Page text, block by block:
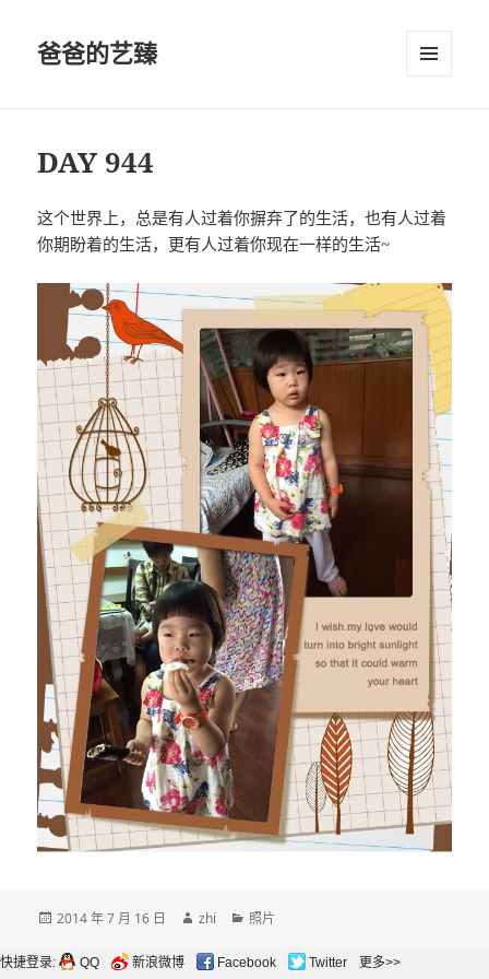
爸爸的艺臻
DAY 944
这个世界上，总是有人过着你摒弃了的生活，也有人过着
你期盼着的生活，更有人过着你现在一样的生活~
发
于
2014 年 7 月 16 日
作
zhi
分
照片
快捷登录: QQ 新浪微博 Facebook Twitter 更多>>